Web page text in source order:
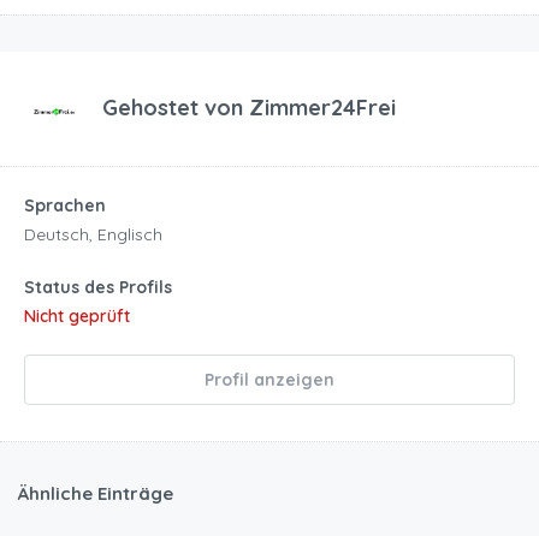
Gehostet von Zimmer24Frei
Sprachen
Deutsch, Englisch
Status des Profils
Nicht geprüft
Profil anzeigen
Ähnliche Einträge